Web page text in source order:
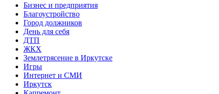
Бизнес и предприятия
Благоустройство
Город должников
День для себя
ДТП
ЖКХ
Землетрясение в Иркутске
Игры
Интернет и СМИ
Иркутск